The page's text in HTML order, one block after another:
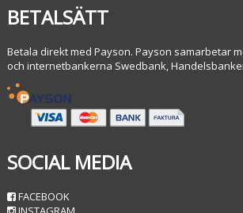
BETALSÄTT
Betala direkt med Payson. Payson samarbetar
och internetbankerna Swedbank,
SOCIAL MEDIA
FACEBOOK